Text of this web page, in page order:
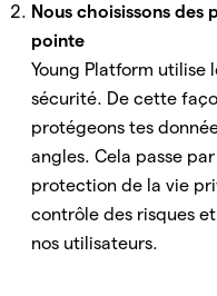
Nous choisissons
pointe
Young Platform utilise
sécurité. De cette
protégeons tes
angles. Cela passe
protection de la vie
contrôle des risques
nos utilisateurs.